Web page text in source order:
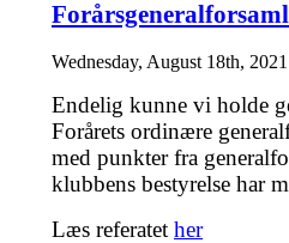
Wednesday, August 18th, 2021
Endelig kunne vi holde
Forårets ordinære
med punkter fra
klubbens bestyrelse har
Læs referatet her